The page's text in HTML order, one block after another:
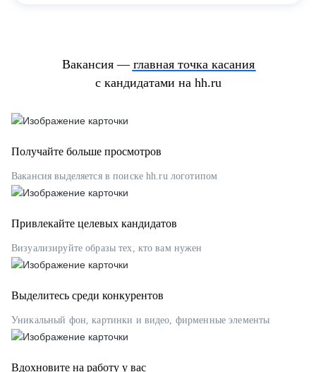
Вакансия — главная точка касания
с кандидатами на hh.ru
Получайте больше просмотров
Вакансия выделяется в поиске hh.ru логотипом
Привлекайте целевых кандидатов
Визуализируйте образы тех, кто вам нужен
Выделитесь среди конкурентов
Уникальный фон, картинки и видео, фирменные элементы
Вдохновите на работу у вас